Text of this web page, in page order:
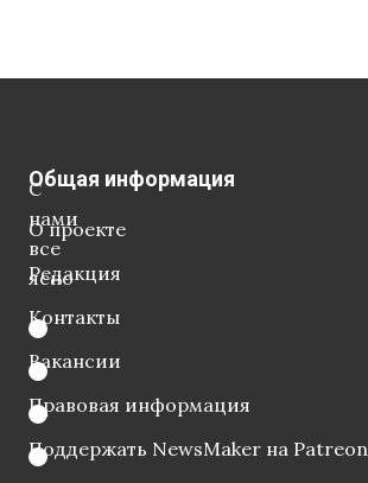
С
нами
все
ясно
Общая информация
О проекте
Редакция
Контакты
Вакансии
Правовая информация
Поддержать NewsMaker на Patreon